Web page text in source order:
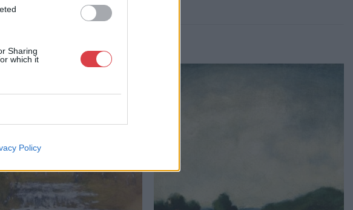
Sharing
which it
Policy